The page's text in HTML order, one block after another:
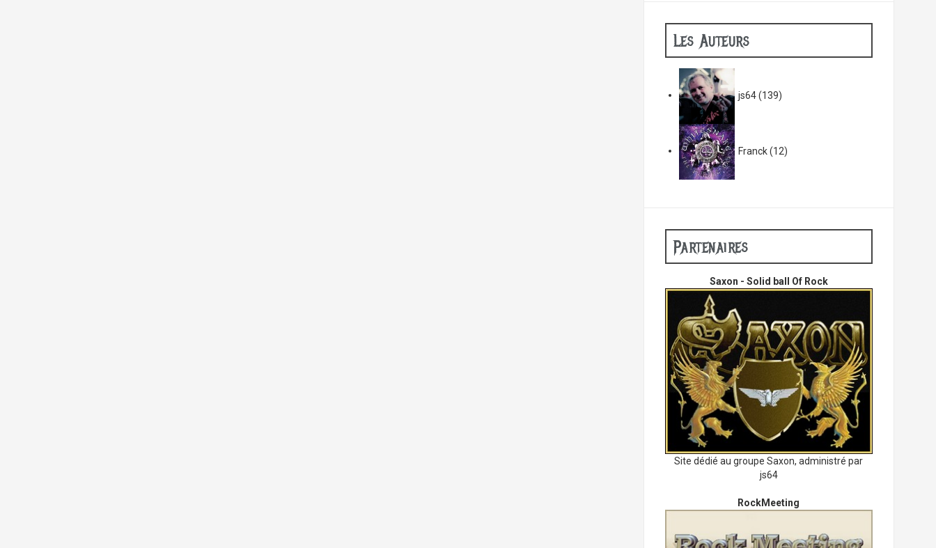
Les Auteurs
js64(139)
Franck(12)
Partenaires
Saxon - Solid ball Of Rock
Site dédié au groupe Saxon, administré par
js64
RockMeeting